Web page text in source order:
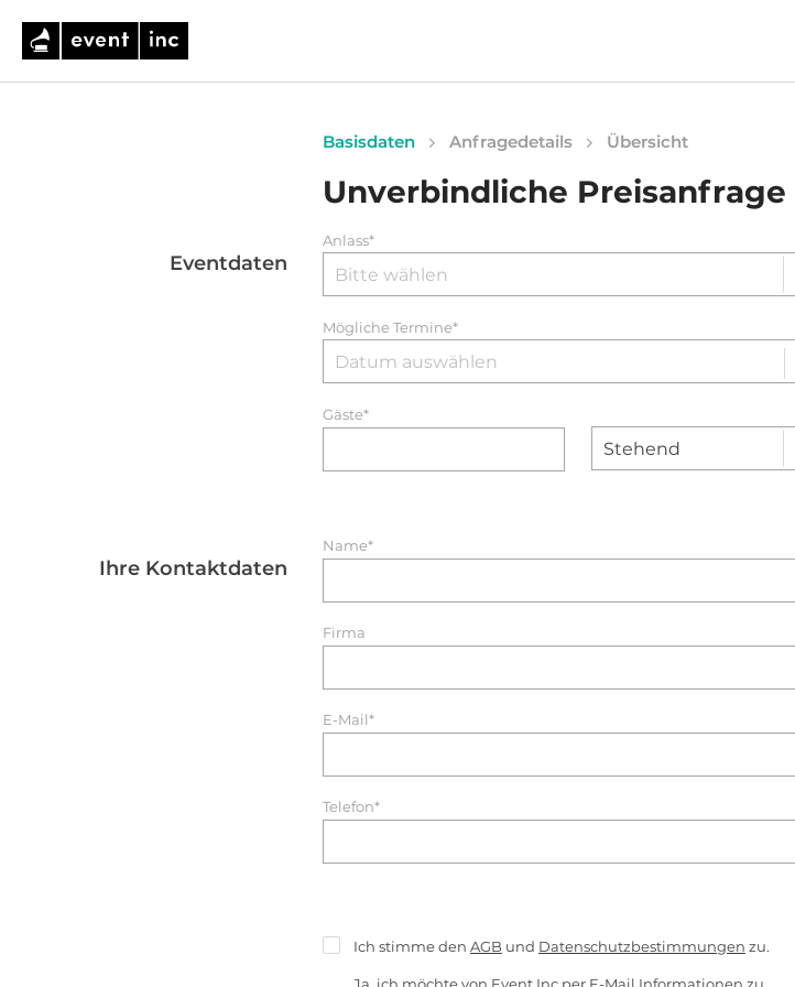
Basisdaten Anfragedetails Übersicht
Unverbindliche Preisanfrage
Eventdaten
Anlass*
Mögliche Termine*
Gäste*
Ihre Kontaktdaten
Name*
Firma
E-Mail*
Telefon*
Ich stimme den AGB und Datenschutzbestimmungen zu.